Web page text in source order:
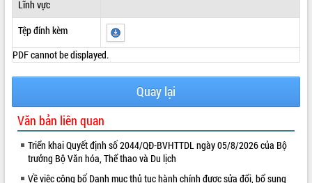
Lĩnh vực
Tệp đính kèm
PDF cannot be displayed.
Quay lại
Văn bản liên quan
Triển khai Quyết định số 2044/QĐ-BVHTTDL ngày 05/8/2026 của Bộ
trưởng Bộ Văn hóa, Thể thao và Du lịch
Về việc công bố Danh mục thủ tục hành chính được sửa đổi, bổ sung